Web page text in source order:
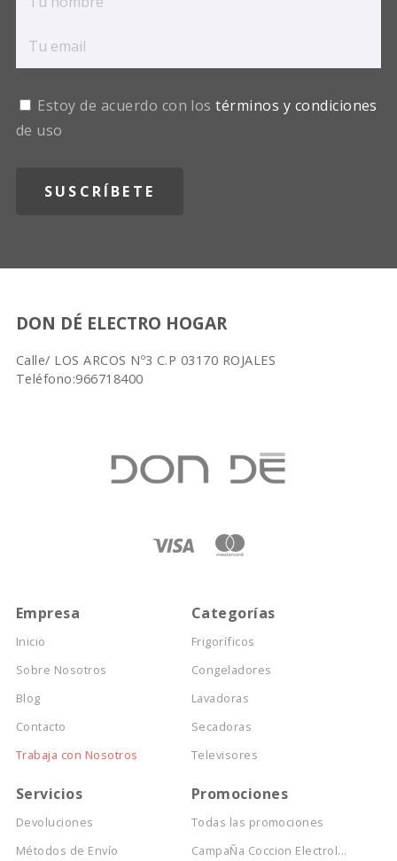
Estoy de acuerdo con lostérminos y condiciones
de uso
DON DÉ ELECTRO HOGAR
Calle/ LOS ARCOS Nº3 C.P 03170 ROJALES
Teléfono:966718400
Empresa
Inicio
Sobre Nosotros
Blog
Contacto
Trabaja con Nosotros
Categorías
Frigoríficos
Congeladores
Lavadoras
Secadoras
Televisores
Servicios
Devoluciones
Métodos de Envío
Promociones
Todas las promociones
CampaÑa Coccion Electrol...